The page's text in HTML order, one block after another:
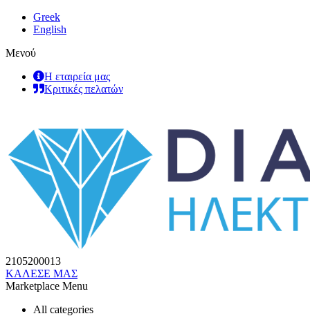
Greek
English
Μενού
Η εταιρεία μας
Κριτικές πελατών
2105200013
ΚΑΛΕΣΕ ΜΑΣ
Marketplace Menu
All categories